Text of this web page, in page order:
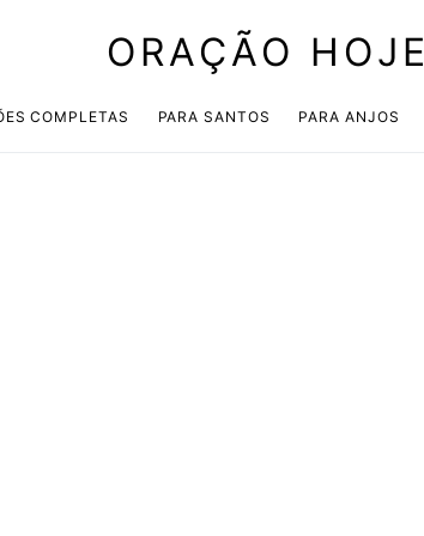
ORAÇÃO HOJE
COMPLETAS PARA SANTOS PARA ANJOS